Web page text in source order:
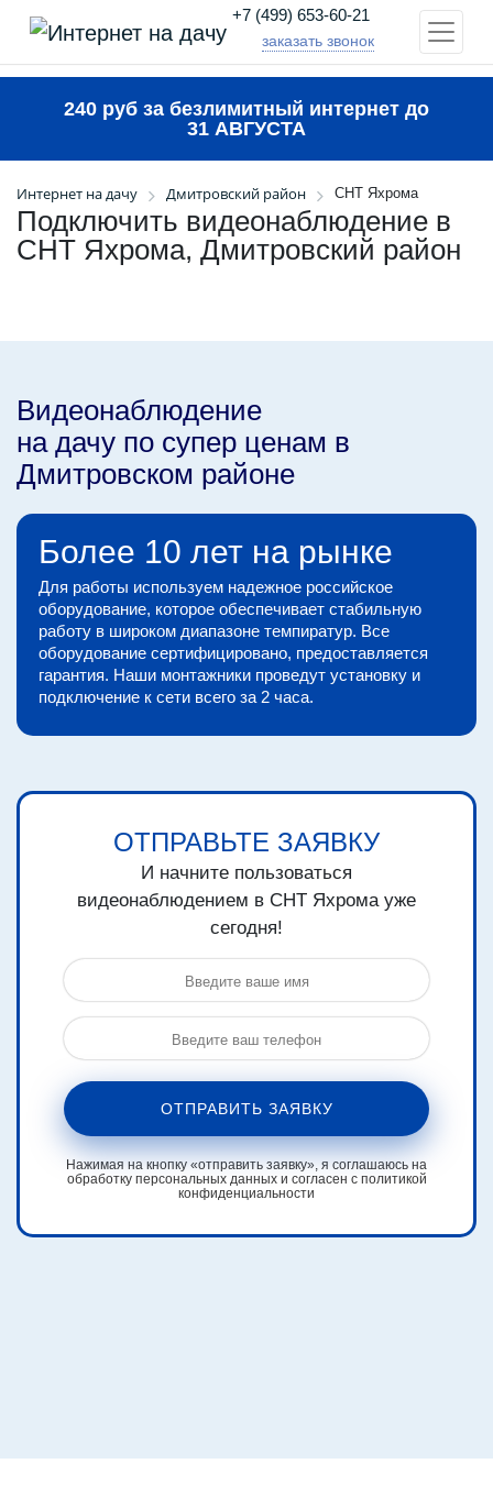
+7 (499) 653-60-21
заказать звонок
240 руб за безлимитный интернет до
31 АВГУСТА
Интернет на дачу Дмитровский район СНТ Яхрома
Подключить видеонаблюдение в
СНТ Яхрома, Дмитровский район
Видеонаблюдение
на дачу по супер ценам в
Дмитровском районе
Более 10 лет на рынке
Для работы используем надежное российское
оборудование, которое обеспечивает стабильную
работу в широком диапазоне темпиратур. Все
оборудование сертифицировано, предоставляется
гарантия. Наши монтажники проведут установку и
подключение к сети всего за 2 часа.
ОТПРАВЬТЕ ЗАЯВКУ
И начните пользоваться
видеонаблюдением в СНТ Яхрома уже
сегодня!
ОТПРАВИТЬ ЗАЯВКУ
Нажимая на кнопку «отправить заявку», я соглашаюсь на
обработку персональных данных и согласен с политикой
конфиденциальности